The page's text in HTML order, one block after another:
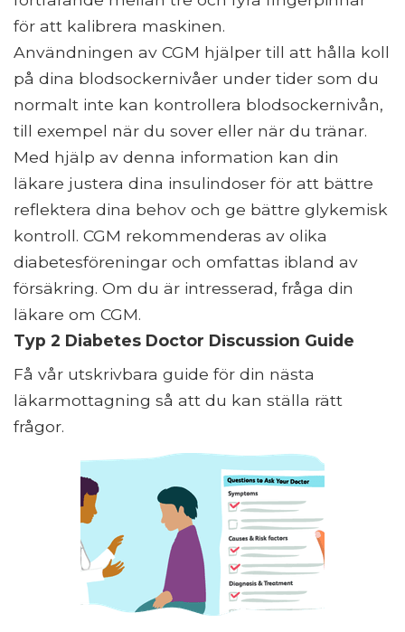
för att kalibrera maskinen.
Användningen av CGM hjälper till att hålla koll
på dina blodsockernivåer under tider som du
normalt inte kan kontrollera blodsockernivån,
till exempel när du sover eller när du tränar.
Med hjälp av denna information kan din
läkare justera dina insulindoser för att bättre
reflektera dina behov och ge bättre glykemisk
kontroll. CGM rekommenderas av olika
diabetesföreningar och omfattas ibland av
försäkring. Om du är intresserad, fråga din
läkare om CGM.
Typ 2 Diabetes Doctor Discussion Guide
Få vår utskrivbara guide för din nästa
läkarmottagning så att du kan ställa rätt
frågor.